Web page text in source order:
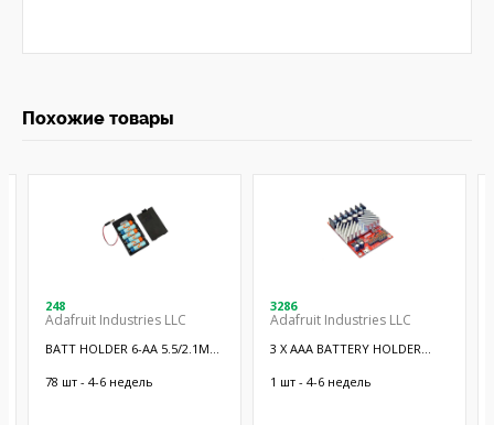
Похожие товары
248
Adafruit Industries LLC
BATT HOLDER 6-AA 5.5/2.1MM
78 шт - 4-6 недель
3286
Adafruit Industries LLC
3 X AAA BATTERY HOLDER
1 шт - 4-6 недель